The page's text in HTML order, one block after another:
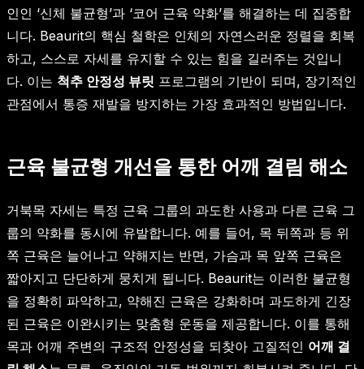
인인 ‘신체 불균형’과 ‘코어 근육 약화’를 해결하는 데 집중합
니다. Beaurit의 핵심 철학은 인체의 자연스러운 정렬을 회복
하고, 스스로 자세를 유지할 수 있는 힘을 길러주는 것입니
다. 이는 척추 안정성 뷰릿 프로그램의 기반이 되며, 장기적인
관점에서 통증 재발을 방지하는 가장 효과적인 방법입니다.
근육 불균형 개선을 통한 어깨 결림 해소
거북목 자세는 특정 근육 그룹의 과도한 사용과 다른 근육 그
룹의 약화를 동시에 유발합니다. 예를 들어, 목 뒤쪽과 등 위
쪽 근육은 늘어나고 약해지는 반면, 가슴과 목 앞쪽 근육은
짧아지고 단단하게 뭉치게 됩니다. Beaurit는 이러한 불균형
을 정확히 파악하고, 약해진 근육은 강화하며 과도하게 긴장
된 근육은 이완시키는 맞춤형 운동을 제공합니다. 이를 통해
목과 어깨 주변의 구조적 안정성을 되찾아 고질적인 어깨 결